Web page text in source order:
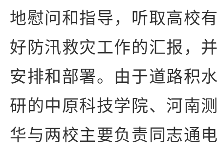
地慰问和指导，听取高校
好防汛救灾工作的汇报，
安排和部署。由于道路积
研的中原科技学院、河南
华与两校主要负责同志通